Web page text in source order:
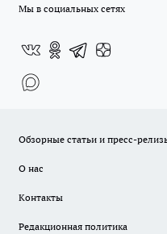
Мы в социальных сетях
Обзорные статьи и пресс-
О нас
Контакты
Редакционная политика